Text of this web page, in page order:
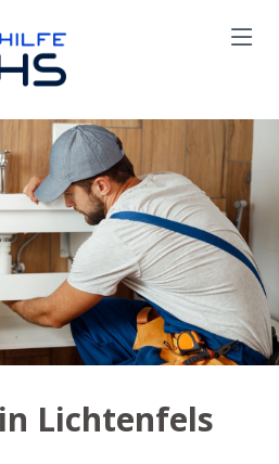
Lichtenfels